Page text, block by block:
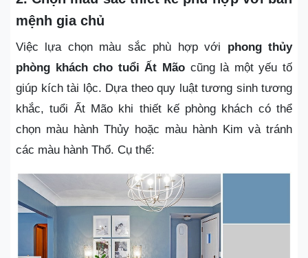
mệnh gia chủ
Việc lựa chọn màu sắc phù hợp với phong thủy
phòng khách cho tuổi Ất Mão cũng là một yếu tố
giúp kích tài lộc. Dựa theo quy luật tương sinh tương
khắc, tuổi Ất Mão khi thiết kế phòng khách có thể
chọn màu hành Thủy hoặc màu hành Kim và tránh
các màu hành Thổ. Cụ thể: